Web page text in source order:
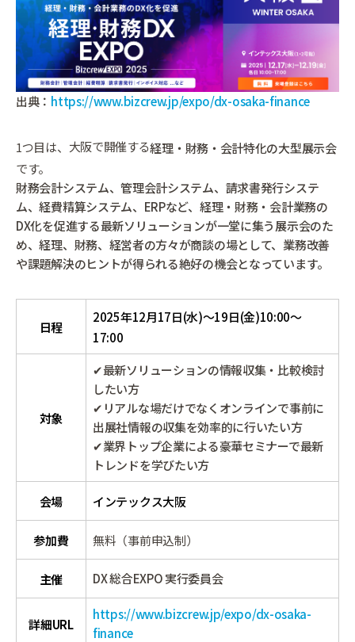
出典： https://www.bizcrew.jp/expo/dx-osaka-finance
1つ目は、 大阪で開催する経理・財務・会計特化の大型展示会
です。
財務会計システム、管理会計システム、請求書発行システ
ム、経費精算システム、ERPなど、経理・財務・会計業務の
DX化を促進する最新ソリューションが一堂に集う展示会のた
め、経理、財務、経営者の方々が商談の場として、業務改善
や課題解決のヒントが得られる絶好の機会となっています。
日程
2025年12月17日(水)～19日(金)10:00～
17:00
対象
✔最新ソリューションの情報収集・比較検討
したい方
✔リアルな場だけでなくオンラインで事前に
出展社情報の収集を効率的に行いたい方
✔業界トップ企業による豪華セミナーで最新
トレンドを学びたい方
会場 インテックス大阪
参加費 無料（事前申込制）
主催 DX 総合EXPO 実行委員会
詳細URL
https://www.bizcrew.jp/expo/dx-osaka-
finance